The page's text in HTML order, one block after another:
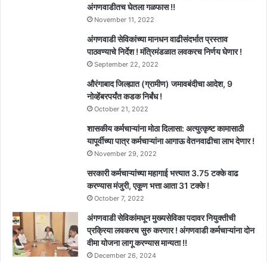
अंगणवाडीतच घेतला गळफास !!
November 11, 2022
अंगणवाडी सेविकांच्या मानधन वाढीसंदर्भात प्रस्ताव
पाठवण्याचे निर्देश ! मंत्रिमंडळात लवकरच निर्णय घेणार !
September 22, 2022
औरंगाबाद जिल्ह्यात (ग्रामीण) जमावबंदीचा आदेश, 9
नोव्हेंबरपर्यंत कडक निर्बंध !
October 21, 2022
शासकीय कर्मचाऱ्यांना मोठा दिलासा: अत्युत्कृष्ट कामासाठी
यापूर्वीच्या पात्र कर्मचाऱ्यांना आगाऊ वेतनवाढीचा लाभ देणार !
November 29, 2022
सरकारी कर्मचाऱ्यांच्या महागाई भत्त्यात 3.75 टक्के वाढ
करण्यास मंजुरी, एकूण भत्ता आता 31 टक्के !
October 7, 2022
अंगणवाडी सेविकांमधून मुख्यसेविका पदावर नियुक्तीची
प्रक्रिया लवकरच सुरु करणार ! अंगणवाडी कर्मचाऱ्यांना दोन
वीमा योजना लागू करण्यास मान्यता !!
December 26, 2024